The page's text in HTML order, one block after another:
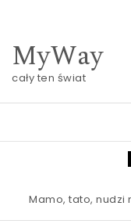
MyWay
cały ten świat
Mamo, tato, nudzi mi